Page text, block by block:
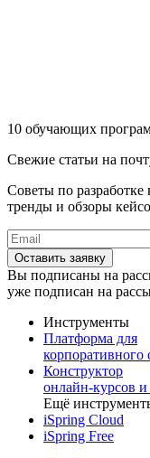
10 обучающих
Свежие статьи на
Советы по разработке
тренды и обзоры
Вы подписаны на
уже подписан на
Инструменты
Платформа для
корпоративного
Конструктор
онлайн-курсов и
Ещё
iSpring Cloud
iSpring Free